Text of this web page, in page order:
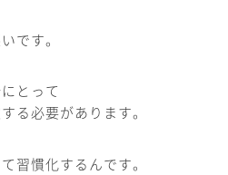
です。
とって
る必要があります。
習慣化するんです。